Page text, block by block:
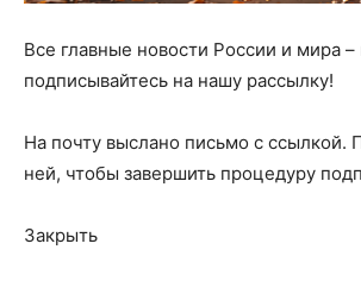
Все главные новости России и мира
подписывайтесь на нашу рассылку!
На почту выслано письмо с ссылкой.
ней, чтобы завершить процедуру
Закрыть